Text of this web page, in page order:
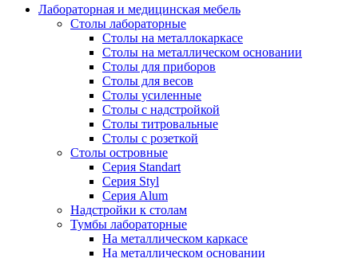
Лабораторная и медицинская мебель
Столы лабораторные
Столы на металлокаркасе
Столы на металлическом основании
Столы для приборов
Столы для весов
Столы усиленные
Столы с надстройкой
Столы титровальные
Столы с розеткой
Столы островные
Серия Standart
Серия Styl
Серия Alum
Надстройки к столам
Тумбы лабораторные
На металлическом каркасе
На металлическом основании